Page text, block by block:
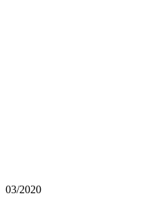
03/2020